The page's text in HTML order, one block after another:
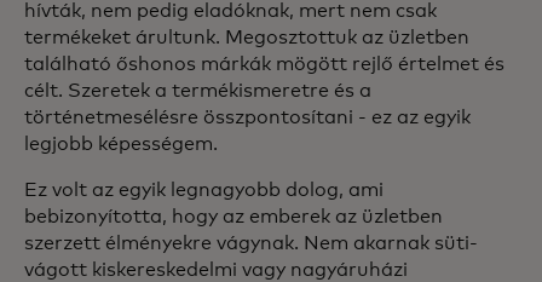
hívták, nem pedig eladóknak, mert nem csak
termékeket árultunk. Megosztottuk az üzletben
található őshonos márkák mögött rejlő értelmet és
célt. Szeretek a termékismeretre és a
történetmesélésre összpontosítani - ez az egyik
legjobb képességem.
Ez volt az egyik legnagyobb dolog, ami
bebizonyította, hogy az emberek az üzletben
szerzett élményekre vágynak. Nem akarnak süti-
vágott kiskereskedelmi vagy nagyáruházi